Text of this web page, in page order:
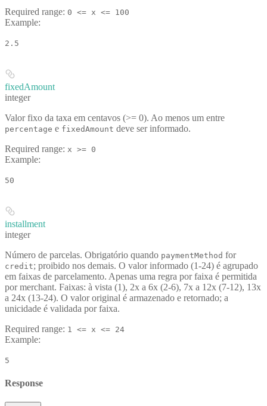
Required range: 0 <= x <= 100
Example:
2.5
fixedAmount
integer
Valor fixo da taxa em centavos (>= 0). Ao menos um entre
percentage e fixedAmount deve ser informado.
Required range: x >= 0
Example:
50
installment
integer
Número de parcelas. Obrigatório quando paymentMethod for
credit; proibido nos demais. O valor informado (1-24) é agrupado
em faixas de parcelamento. Apenas uma regra por faixa é permitida
por merchant. Faixas: à vista (1), 2x a 6x (2-6), 7x a 12x (7-12), 13x
a 24x (13-24). O valor original é armazenado e retornado; a
unicidade é validada por faixa.
Required range: 1 <= x <= 24
Example:
5
Response